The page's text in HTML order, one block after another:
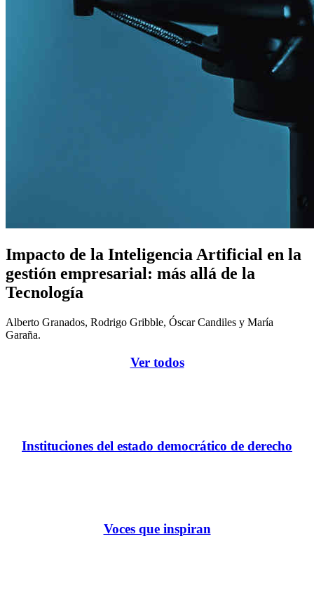
Impacto de la Inteligencia Artificial en la
gestión empresarial: más allá de la
Tecnología
Alberto Granados, Rodrigo Gribble, Óscar Candiles y María
Garaña.
Ver todos
Instituciones del estado democrático de derecho
Voces que inspiran